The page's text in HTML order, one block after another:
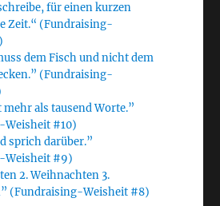
für einen kurzen
Zeit.“ (Fundraising-
dem Fisch und nicht dem
(Fundraising-
mehr als tausend Worte.”
#10)
sprich darüber.”
Weisheit #9)
2. Weihnachten 3.
(Fundraising-Weisheit #8)